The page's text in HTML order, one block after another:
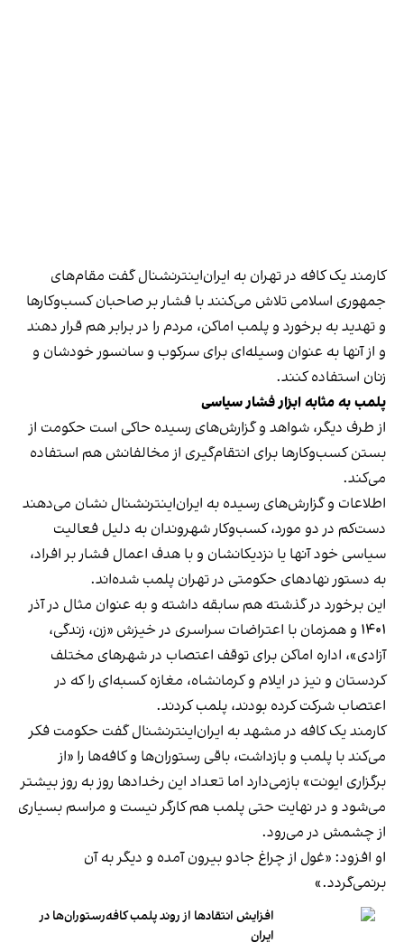
کارمند یک کافه در تهران به ایران‌اینترنشنال گفت مقام‌های
جمهوری اسلامی تلاش می‌کنند با فشار بر صاحبان کسب‌وکارها
و تهدید به برخورد و پلمب اماکن، مردم را در برابر هم قرار دهند
و از آنها به عنوان وسیله‌ای برای سرکوب و سانسور خودشان و
زنان استفاده کنند.
پلمب به مثابه ابزار فشار سیاسی
از طرف دیگر، شواهد و گزارش‌های رسیده حاکی است حکومت از
بستن کسب‌وکارها برای انتقام‌گیری از مخالفانش هم استفاده
می‌کند.
اطلاعات و گزارش‌های رسیده به ایران‌اینترنشنال نشان می‌دهند
دست‌کم در دو مورد، کسب‌وکار شهروندان به دلیل فعالیت
سیاسی خود آنها یا نزدیکانشان و با هدف اعمال فشار بر افراد،
به دستور نهادهای حکومتی در تهران پلمب شده‌اند.
این برخورد در گذشته هم سابقه داشته و به عنوان مثال در آذر
۱۴۰۱ و همزمان با اعتراضات سراسری در خیزش «زن، زندگی،
آزادی»، اداره اماکن برای توقف اعتصاب در شهرهای مختلف
کردستان و نیز در ایلام و کرمانشاه، مغازه کسبه‌ای را که در
اعتصاب شرکت کرده بودند، پلمب کردند.
کارمند یک کافه در مشهد به ایران‌اینترنشنال گفت حکومت فکر
می‌کند با پلمب و بازداشت، باقی رستوران‌ها و کافه‌ها را «از
برگزاری ایونت» بازمی‌دارد اما تعداد این رخدادها روز به روز بیشتر
می‌شود و در نهایت حتی پلمب هم کارگر نیست و مراسم بسیاری
از چشمش در می‌رود.
او افزود: «غول از چراغ جادو بیرون آمده و دیگر به آن
برنمی‎‌گردد.»
افزایش انتقادها از روند پلمب کافه‌رستوران‌ها در
ایران